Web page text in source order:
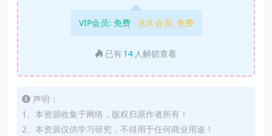
VIP会员: 免费 永久会员: 免费
已有 14 人解锁查看
声明：
1、本资源收集于网络，版权归原作者所有！
2、本资源仅供学习研究，不得用于任何商业用途！